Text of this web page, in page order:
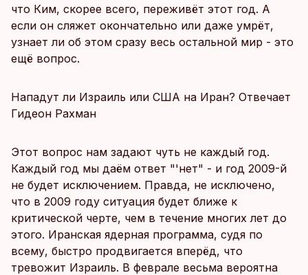
что Ким, скорее всего, переживёт этот год. А
если он сляжет окончательно или даже умрёт,
узнает ли об этом сразу весь остальной мир - это
ещё вопрос.
Нападут ли Израиль или США на Иран? Отвечает
Гидеон Рахман
Этот вопрос нам задают чуть не каждый год.
Каждый год мы даём ответ "'нет" - и год 2009-й
не будет исключением. Правда, не исключено,
что в 2009 году ситуация будет ближе к
критической черте, чем в течение многих лет до
этого. Иранская ядерная программа, судя по
всему, быстро продвигается вперёд, что
тревожит Израиль. В феврале весьма вероятна